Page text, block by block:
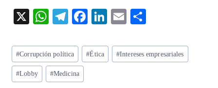
X
W
ts
A
p
T
eg
ra
m
F
eb
o
Li
ke
dI
E
ai
l
re
Etiquetas
de
la
#Corrupción política #Ética #Intereses empresariales
#Lobby #Medicina